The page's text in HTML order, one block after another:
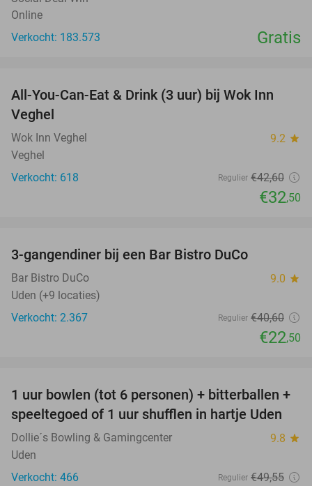
Online
Verkocht: 183.573
Gratis
24%
All-You-Can-Eat & Drink (3 uur) bij Wok Inn
Veghel
Wok Inn Veghel 9.2 star
Veghel
Verkocht: 618
Regulier €42,60
€32,50
3-gangendiner bij een Bar Bistro DuCo
Bar Bistro DuCo 9.0 star
Uden (+9 locaties)
Verkocht: 2.367
Regulier €40,60
€22,50
55%
1 uur bowlen (tot 6 personen) + bitterballen +
speeltegoed of 1 uur shufflen in hartje Uden
Dollie´s Bowling & Gamingcenter 9.8 star
Uden
Verkocht: 466
Regulier €49,55